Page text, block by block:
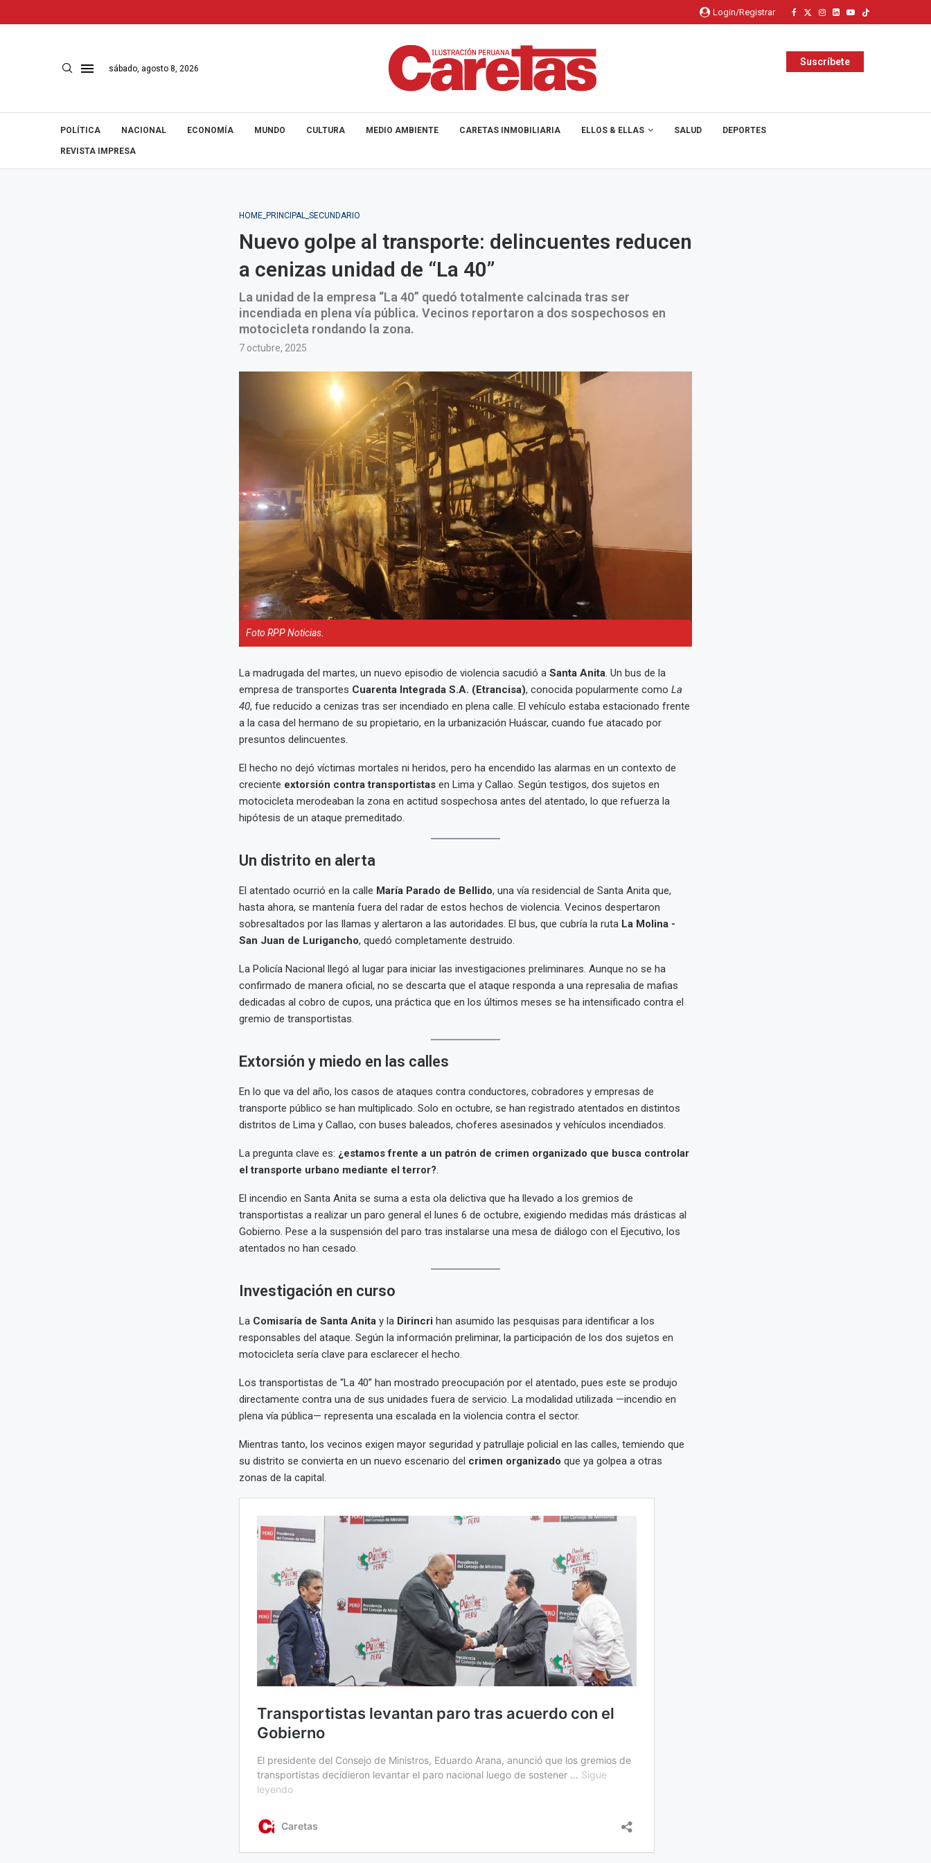
Login/Registrar
sábado, agosto 8, 2026
Suscríbete
POLÍTICA NACIONAL ECONOMÍA MUNDO CULTURA MEDIO AMBIENTE CARETAS INMOBILIARIA ELLOS & ELLAS SALUD DEPORTES
REVISTA IMPRESA
HOME_PRINCIPAL_SECUNDARIO
Nuevo golpe al transporte: delincuentes reducen
a cenizas unidad de “La 40”
La unidad de la empresa “La 40” quedó totalmente calcinada tras ser
incendiada en plena vía pública. Vecinos reportaron a dos sospechosos en
motocicleta rondando la zona.
7 octubre, 2025
Foto RPP Noticias.
La madrugada del martes, un nuevo episodio de violencia sacudió a Santa Anita. Un bus de la
empresa de transportes Cuarenta Integrada S.A. (Etrancisa), conocida popularmente como La
40, fue reducido a cenizas tras ser incendiado en plena calle. El vehículo estaba estacionado frente
a la casa del hermano de su propietario, en la urbanización Huáscar, cuando fue atacado por
presuntos delincuentes.
El hecho no dejó víctimas mortales ni heridos, pero ha encendido las alarmas en un contexto de
creciente extorsión contra transportistasen Lima y Callao. Según testigos, dos sujetos en
motocicleta merodeaban la zona en actitud sospechosa antes del atentado, lo que refuerza la
hipótesis de un ataque premeditado.
Un distrito en alerta
El atentado ocurrió en la calle María Parado de Bellido, una vía residencial de Santa Anita que,
hasta ahora, se mantenía fuera del radar de estos hechos de violencia. Vecinos despertaron
sobresaltados por las llamas y alertaron a las autoridades. El bus, que cubría la ruta La Molina -
San Juan de Lurigancho, quedó completamente destruido.
La Policía Nacional llegó al lugar para iniciar las investigaciones preliminares. Aunque no se ha
confirmado de manera oficial, no se descarta que el ataque responda a una represalia de mafias
dedicadas al cobro de cupos, una práctica que en los últimos meses se ha intensificado contra el
gremio de transportistas.
Extorsión y miedo en las calles
En lo que va del año, los casos de ataques contra conductores, cobradores y empresas de
transporte público se han multiplicado. Solo en octubre, se han registrado atentados en distintos
distritos de Lima y Callao, con buses baleados, choferes asesinados y vehículos incendiados.
La pregunta clave es: ¿estamos frente a un patrón de crimen organizado que busca controlar
el transporte urbano mediante el terror?.
El incendio en Santa Anita se suma a esta ola delictiva que ha llevado a los gremios de
transportistas a realizar un paro general el lunes 6 de octubre, exigiendo medidas más drásticas al
Gobierno. Pese a la suspensión del paro tras instalarse una mesa de diálogo con el Ejecutivo, los
atentados no han cesado.
Investigación en curso
La Comisaría de Santa Anitay la Dirincri han asumido las pesquisas para identificar a los
responsables del ataque. Según la información preliminar, la participación de los dos sujetos en
motocicleta sería clave para esclarecer el hecho.
Los transportistas de “La 40” han mostrado preocupación por el atentado, pues este se produjo
directamente contra una de sus unidades fuera de servicio. La modalidad utilizada —incendio en
plena vía pública— representa una escalada en la violencia contra el sector.
Mientras tanto, los vecinos exigen mayor seguridad y patrullaje policial en las calles, temiendo que
su distrito se convierta en un nuevo escenario del crimen organizado que ya golpea a otras
zonas de la capital.